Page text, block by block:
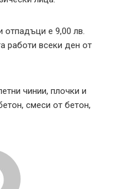
отпадъци е 9,00 лв.
всеки ден от
чинии, плочки и
смеси от бетон,